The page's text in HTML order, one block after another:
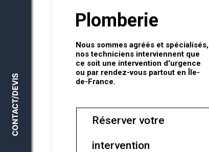
CONTACT/DEVIS
Plomberie
Nous sommes agréés et spécialisés,
nos techniciens interviennent que
ce soit une intervention d'urgence
ou par rendez-vous partout en Île-
de-France.
Réserver votre
intervention